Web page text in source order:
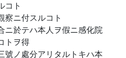
コト
察ニ付スルコト
ニ於テハ本人ヲ假ニ感化院
トヲ得
號ノ處分アリタルトキハ本